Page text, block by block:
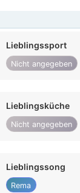
Lieblingssport
Nicht angegeben
Lieblingsküche
Nicht angegeben
Lieblingssong
Rema